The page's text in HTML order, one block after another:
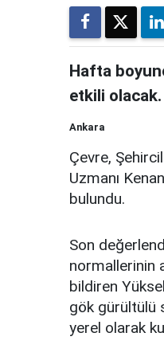
Hafta
etkili olacak.
Ankara
Çevre,
Uzmanı
bulundu.
Son
normallerinin
bildiren
gök gürültülü
yerel olarak